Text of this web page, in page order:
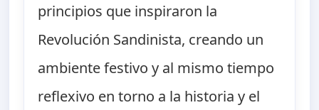
principios que inspiraron la
Revolución Sandinista, creando un
ambiente festivo y al mismo tiempo
reflexivo en torno a la historia y el